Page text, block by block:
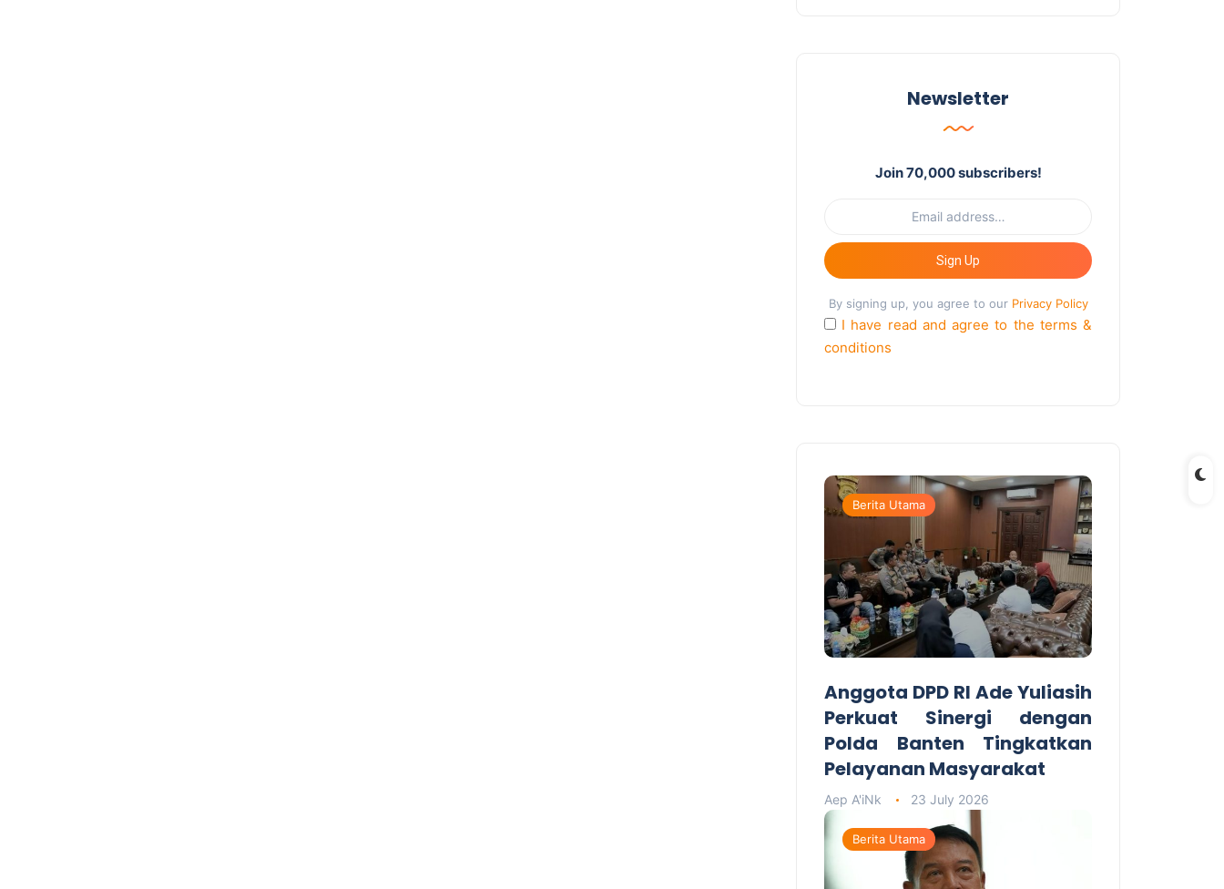
Newsletter
Join 70,000 subscribers!
Sign Up
By signing up, you agree to our Privacy Policy
I have read and agree to the terms &
conditions
Berita Utama
Anggota DPD RI Ade Yuliasih
Perkuat Sinergi dengan
Polda Banten Tingkatkan
Pelayanan Masyarakat
Aep A'iNk 23 July 2026
Berita Utama